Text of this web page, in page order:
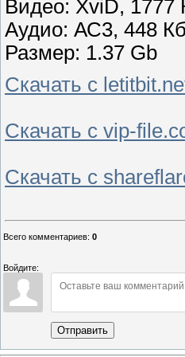
Видео: XviD, 1777
Аудио: АС3, 448
Размер: 1.37 Gb
Скачать с
Скачать с vip-
Скачать с
Всего комментариев: 0
Войдите:
Отправить